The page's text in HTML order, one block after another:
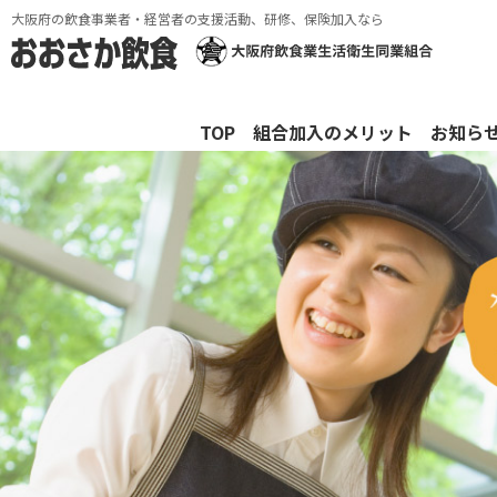
大阪府の飲食事業者・経営者の支援活動、研修、保険加入なら
TOP 組合加入のメリット お知ら